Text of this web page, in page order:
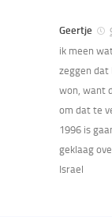
Geertje
ik meen
zeggen dat
won, want
om dat te
1996 is
geklaag
Israel